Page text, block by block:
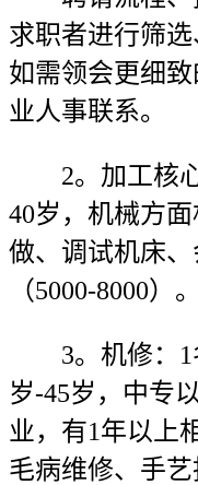
求职者进行筛
如需领会更细
业人事联系。
2。加工核心
40岁，机械方
做、调试机床、
（5000-8000）。
3。机修：1
岁-45岁，中专
业，有1年以上
毛病维修、手